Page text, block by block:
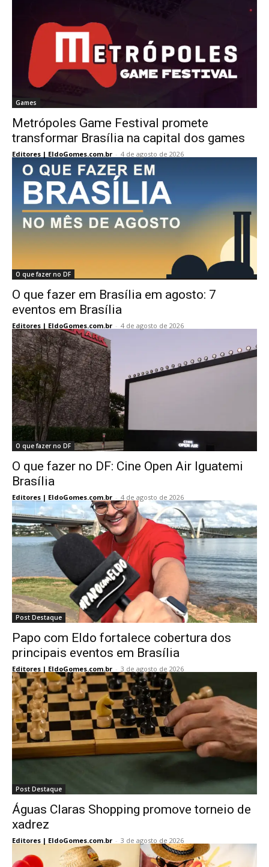
Games
Metrópoles Game Festival promete
transformar Brasília na capital dos games
Editores | EldoGomes.com.br - 4 de agosto de 2026
O que fazer no DF
O que fazer em Brasília em agosto: 7
eventos em Brasília
Editores | EldoGomes.com.br - 4 de agosto de 2026
O que fazer no DF
O que fazer no DF: Cine Open Air Iguatemi
Brasília
Editores | EldoGomes.com.br - 4 de agosto de 2026
Post Destaque
Papo com Eldo fortalece cobertura dos
principais eventos em Brasília
Editores | EldoGomes.com.br - 3 de agosto de 2026
Post Destaque
Águas Claras Shopping promove torneio de
xadrez
Editores | EldoGomes.com.br - 3 de agosto de 2026